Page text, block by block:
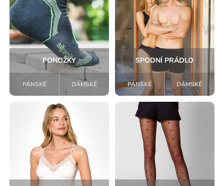
PONOŽKY
PÁNSKÉ DÁMSKÉ
SPODNÍ PRÁDLO
PÁNSKÉ DÁMSKÉ